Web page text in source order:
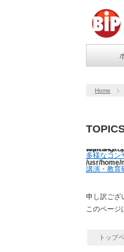
Home
Warning:
/usr/home/mw2pd5d26j/www/htdocs/wordpress/wp-content/themes/dynamic/
多様なコン
/usr/home/
講演・教育
申し訳ござ
このページ
トップ